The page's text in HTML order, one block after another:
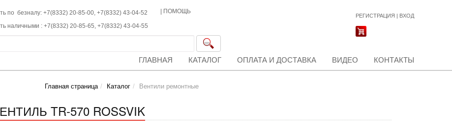
по безналу: +7(8332) 20-85-00, +7(8332) 43-04-52
наличными : +7(8332) 20-85-65, +7(8332) 43-04-55
ПОМОЩЬ
РЕГИСТРАЦИЯ | ВХОД
ГЛАВНАЯ КАТАЛОГ ОПЛАТА И ДОСТАВКА ВИДЕО КОНТАКТЫ
Главная страница Каталог Вентили ремонтные
TR-570 ROSSVIK